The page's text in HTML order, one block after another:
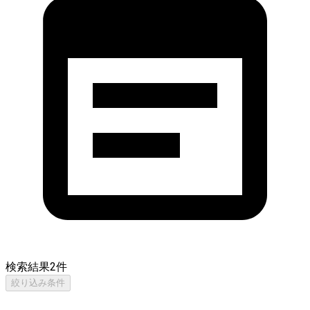
検索結果2件
絞り込み条件